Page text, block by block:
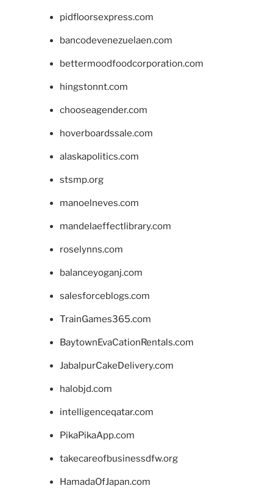
pidfloorsexpress.com
bancodevenezuelaen.com
bettermoodfoodcorporation.com
hingstonnt.com
chooseagender.com
hoverboardssale.com
alaskapolitics.com
stsmp.org
manoelneves.com
mandelaeffectlibrary.com
roselynns.com
balanceyoganj.com
salesforceblogs.com
TrainGames365.com
BaytownEvaCationRentals.com
JabalpurCakeDelivery.com
halobjd.com
intelligenceqatar.com
PikaPikaApp.com
takecareofbusinessdfw.org
HamadaOfJapan.com